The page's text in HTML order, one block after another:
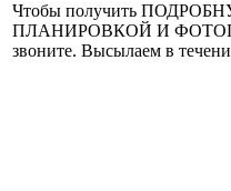
Чтобы получить
ПЛАНИРОВКОЙ И
звоните. Высылаем в